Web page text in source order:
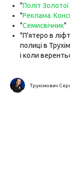
"Політ
"Реклама.
"Семисвічник"
"П'ятеро в
полиці в
і коли
Трухімович